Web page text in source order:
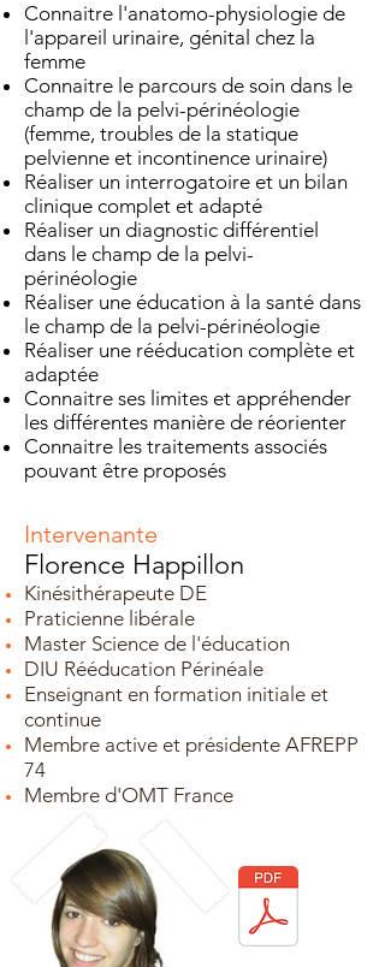
Connaitre l'anatomo-physiologie de
l'appareil urinaire, génital chez la
femme
Connaitre le parcours de soin dans le
champ de la pelvi-périnéologie
(femme, troubles de la statique
pelvienne et incontinence urinaire)
Réaliser un interrogatoire et un bilan
clinique complet et adapté
Réaliser un diagnostic différentiel
dans le champ de la pelvi-
périnéologie
Réaliser une éducation à la santé dans
le champ de la pelvi-périnéologie
Réaliser une rééducation complète et
adaptée
Connaitre ses limites et appréhender
les différentes manière de réorienter
Connaitre les traitements associés
pouvant être proposés
Intervenante
Florence Happillon
Kinésithérapeute DE
Praticienne libérale
Master Science de l'éducation
DIU Rééducation Périnéale
Enseignant en formation initiale et
continue
Membre active et présidente AFREPP
74
Membre d'OMT France